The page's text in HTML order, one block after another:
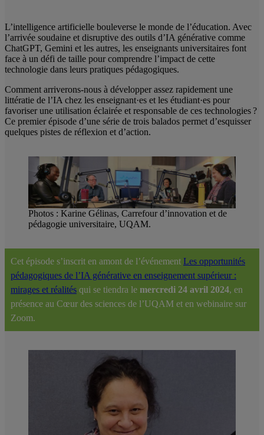
L’intelligence artificielle bouleverse le monde de l’éducation. Avec
l’arrivée soudaine et disruptive des outils d’IA générative comme
ChatGPT, Gemini et les autres, les enseignants universitaires font
face à un défi de taille pour comprendre l’impact de cette
technologie dans leurs pratiques pédagogiques.
Comment arriverons-nous à développer assez rapidement une
littératie de l’IA chez les enseignant·es et les étudiant·es pour
favoriser une utilisation éclairée et responsable de ces technologies ?
Ce premier épisode d’une série de trois balados permet d’esquisser
quelques pistes de réflexion et d’action.
Photos : Karine Gélinas, Carrefour d’innovation et de
pédagogie universitaire, UQAM.
Cet épisode s’inscrit en amont de l’événement Les opportunités
pédagogiques de l’IA générative en enseignement supérieur :
mirages et réalités qui se tiendra le mercredi 24 avril 2024, en
présence au Cœur des sciences de l’UQAM et en webinaire sur
Zoom.